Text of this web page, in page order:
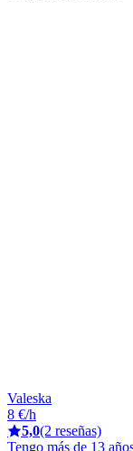
Valeska
8 €/h
5,0(2 reseñas)
Tengo más de 13